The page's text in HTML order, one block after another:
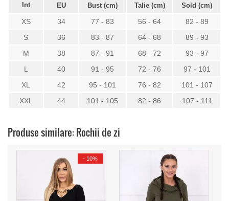
Int EU Bust (cm) Talie (cm) Sold (cm)
XS 34 77 - 83 56 - 64
82 - 89
S
36 83 - 87 64 - 68
89 - 93
M
38 87 - 91 68 - 72
93 - 97
L
40 91 - 95 72 - 76
97 - 101
XL
42 95 - 101 76 - 82
101 - 107
XXL
44 101 - 105 82 - 86 107 - 111
Produse similare: Rochii de zi
- 10%